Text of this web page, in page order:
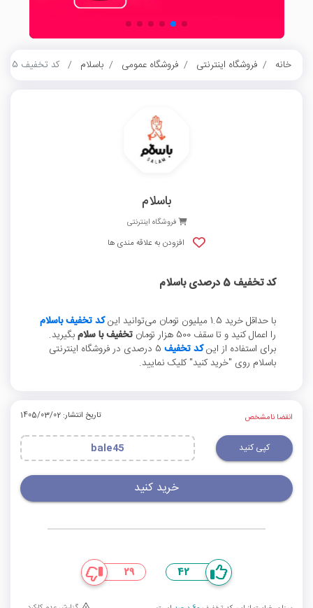
خانه فروشگاه اینترنتی فروشگاه عمومی باسلام کد تخفیف 5 درصدی باسلام
باسلام
فروشگاه اینترنتی
افزودن به علاقه مندی ها
کد تخفیف 5 درصدی باسلام
با حداقل خرید 1.5 میلیون تومان می‌توانید این
کد تخفیف باسلام
را اعمال کنید و تا سقف 500 هزار تومان
تخفیف با سلامبگیرید.
برای استفاده از اینکد تخفیف
5 درصدی در فروشگاه اینترنتی
باسلام روی "خرید کنید" کلیک نمایید.
انقضا نامشخص تاریخ انتشار: 1405/03/02
کپی کنید bale45
خرید کنید
42
29